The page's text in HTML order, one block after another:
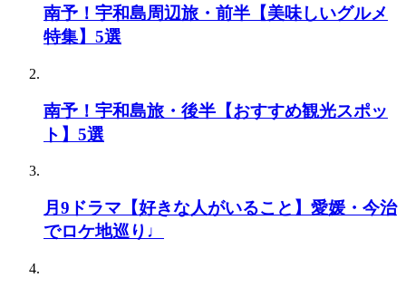
南予！宇和島周辺旅・前半【美味しいグルメ
特集】5選
南予！宇和島旅・後半【おすすめ観光スポッ
ト】5選
月9ドラマ【好きな人がいること】愛媛・今治
でロケ地巡り♩